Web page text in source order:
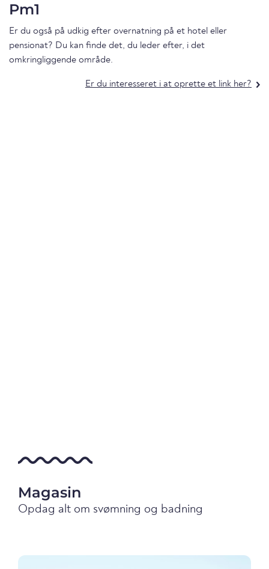
Pm1
Er du også på udkig efter overnatning på et hotel eller
pensionat? Du kan finde det, du leder efter, i det
omkringliggende område.
Er du interesseret i at oprette et link her?
Magasin
Opdag alt om svømning og badning